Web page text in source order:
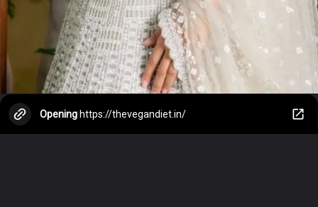
Openinghttps://thevegandiet.in/